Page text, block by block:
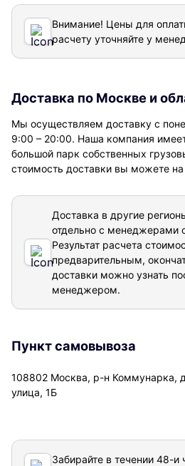
Внимание! Цены для
расчету уточняйте у
Доставка по Москве и
Мы осуществляем доставку с
9:00 – 20:00. Наша компания
большой парк собственных
стоимость доставки вы можете на
Доставка в другие
отдельно с менеджерами
Результат расчета
предварительным,
доставки можно узнать
менеджером.
Пункт самовывоза
108802 Москва, р-н Коммунарка,
улица, 1Б
Забирайте в течении 48-и